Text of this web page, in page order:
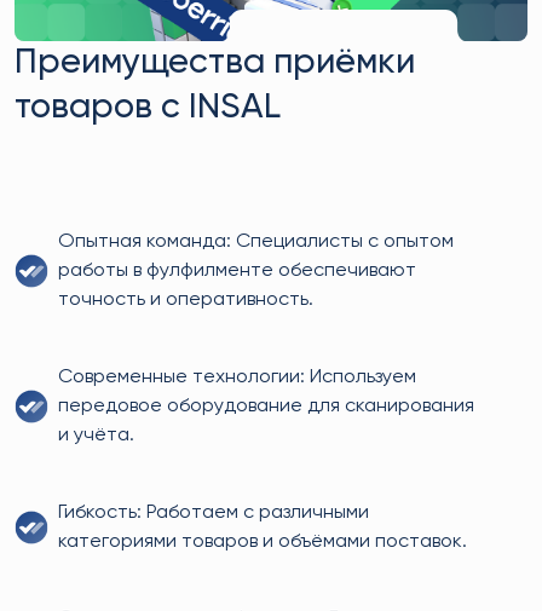
Преимущества приёмки
товаров с INSAL
Опытная команда: Специалисты с опытом
работы в фулфилменте обеспечивают
точность и оперативность.
Современные технологии: Используем
передовое оборудование для сканирования
и учёта.
Гибкость: Работаем с различными
категориями товаров и объёмами поставок.